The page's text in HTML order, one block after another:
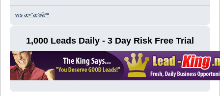
ws æ•°æ®åº“
1,000 Leads Daily - 3 Day Risk Free Trial